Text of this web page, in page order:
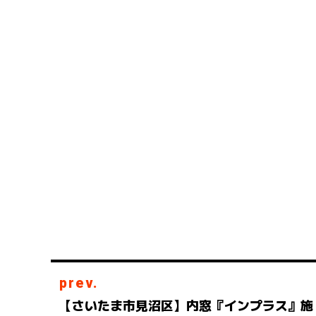
prev.
【さいたま市見沼区】内窓『インプラス』施